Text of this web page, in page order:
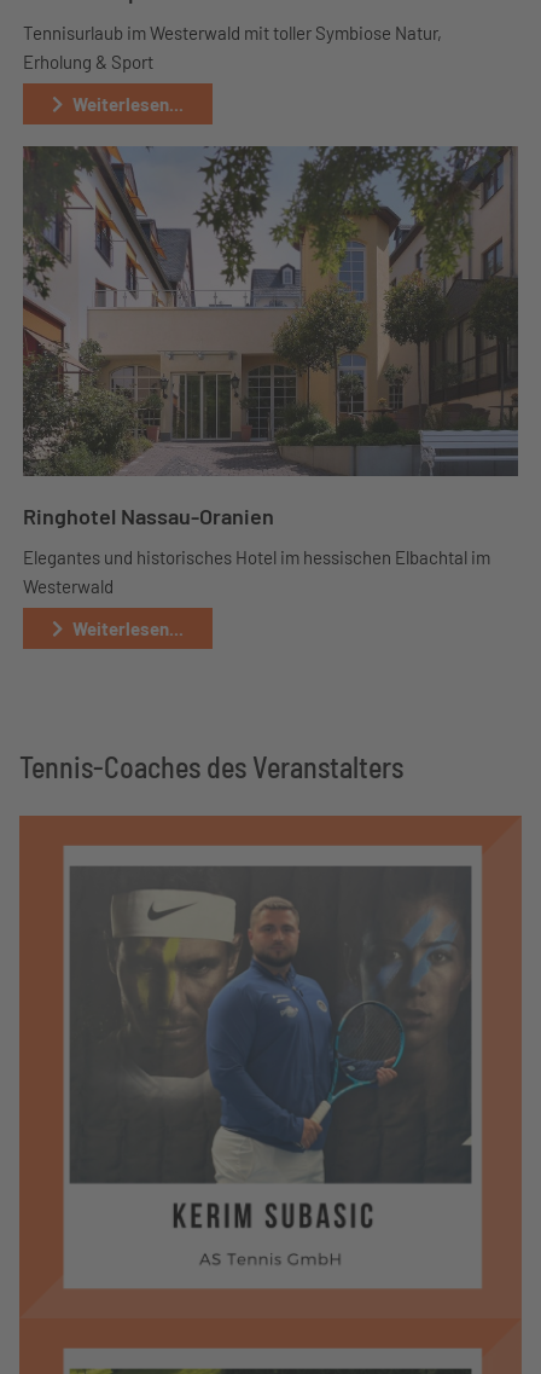
Tennisurlaub im Westerwald mit toller Symbiose Natur,
Erholung & Sport
Weiterlesen...
Ringhotel Nassau-Oranien
Elegantes und historisches Hotel im hessischen Elbachtal im
Westerwald
Weiterlesen...
Tennis-Coaches des Veranstalters